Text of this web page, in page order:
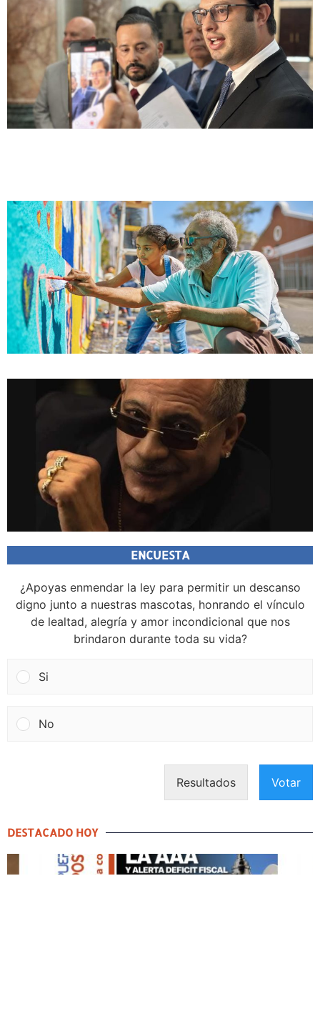
ENCUESTA
¿Apoyas enmendar la ley para permitir un descanso
digno junto a nuestras mascotas, honrando el vínculo
de lealtad, alegría y amor incondicional que nos
brindaron durante toda su vida?
Si
No
Resultados Votar
DESTACADO HOY